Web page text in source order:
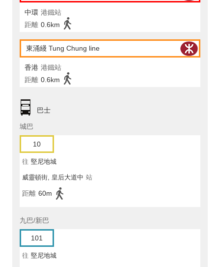
中環 港鐵站
距離 0.6km
東涌綫 Tung Chung line
香港 港鐵站
距離 0.6km
巴士
城巴
10
往 堅尼地城
威靈頓街, 皇后大道中 站
距離 60m
九巴/新巴
101
往 堅尼地城